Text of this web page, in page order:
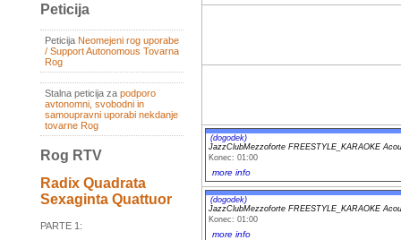
Peticija
Peticija Neomejeni rog uporabe
/ Support Autonomous Tovarna
Rog
Stalna peticija za podporo
avtonomni, svobodni in
samoupravni uporabi nekdanje
tovarne Rog
Rog RTV
Radix Quadrata
Sexaginta Quattuor
PARTE 1:
(dogodek)
JazzClubMezzoforte FREESTYLE_KARAOKE
Konec: 01:00
more info
(dogodek)
JazzClubMezzoforte FREESTYLE_KARAOKE
Konec: 01:00
more info